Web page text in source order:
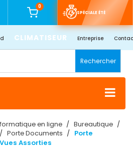
0
SPÉCIALE ÉTÉ
CLIMATISEUR Entreprise
Rechercher
en ligne
Bureautique
Porte Documents
Porte
Assorties